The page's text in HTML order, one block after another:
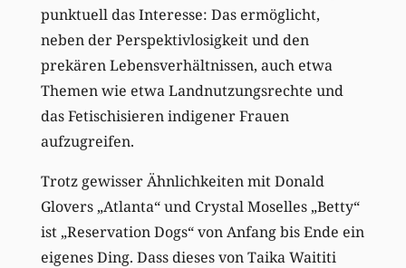
punktuell das Interesse: Das ermöglicht,
neben der Perspektivlosigkeit und den
prekären Lebensverhältnissen, auch etwa
Themen wie etwa Landnutzungsrechte und
das Fetischisieren indigener Frauen
aufzugreifen.
Trotz gewisser Ähnlichkeiten mit Donald
Glovers „Atlanta“ und Crystal Moselles „Betty“
ist „Reservation Dogs“ von Anfang bis Ende ein
eigenes Ding. Dass dieses von Taika Waititi